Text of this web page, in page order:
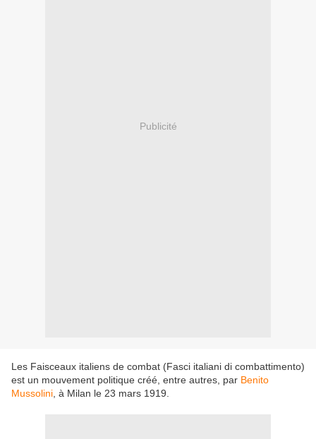
Publicité
Les Faisceaux italiens de combat (Fasci italiani di combattimento)
est un mouvement politique créé, entre autres, par Benito
Mussolini , à Milan le 23 mars 1919.